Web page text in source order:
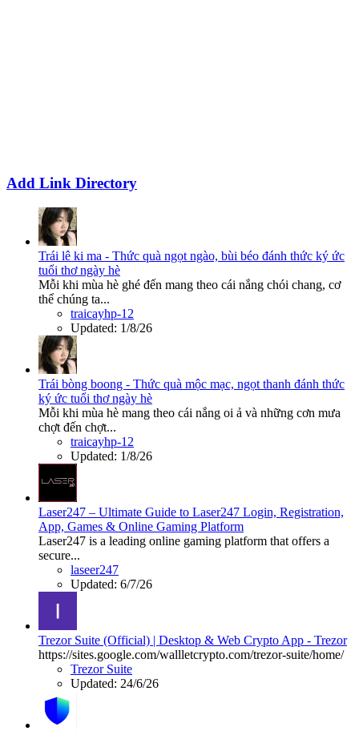
Add Link Directory
Trái lê ki ma - Thức quà ngọt ngào, bùi béo đánh thức ký ức
tuổi thơ ngày hè
Mỗi khi mùa hè ghé đến mang theo cái nắng chói chang, cơ
thể chúng ta...
traicayhp-12
Updated: 1/8/26
Trái bòng boong - Thức quà mộc mạc, ngọt thanh đánh thức
ký ức tuổi thơ ngày hè
Mỗi khi mùa hè mang theo cái nắng oi ả và những cơn mưa
chợt đến chợt...
traicayhp-12
Updated: 1/8/26
Laser247 – Ultimate Guide to Laser247 Login, Registration,
App, Games & Online Gaming Platform
Laser247 is a leading online gaming platform that offers a
secure...
laseer247
Updated: 6/7/26
Trezor Suite (Official) | Desktop & Web Crypto App - Trezor
https://sites.google.com/wallletcrypto.com/trezor-suite/home/
Trezor Suite
Updated: 24/6/26